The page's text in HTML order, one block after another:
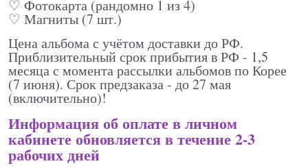
♡ Фотокарта (рандомно 1 из 4)
♡ Магниты (7 шт.)
Цена альбома с учётом доставки до РФ.
Приблизительный срок прибытия в РФ - 1,5
месяца с момента рассылки альбомов по Корее
(7 июня). Срок предзаказа - до 27 мая
(включительно)!
Информация об оплате в личном
кабинете обновляется в течение 2-3
рабочих дней